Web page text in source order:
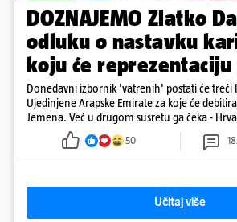
DOZNAJEMO Zlatko
odluku o nastavku
koju će
Donedavni izbornik 'vatrenih' postati će treći
Ujedinjene Arapske Emirate za koje će
Jemena. Već u drugom susretu ga čeka -
50
Učitaj više